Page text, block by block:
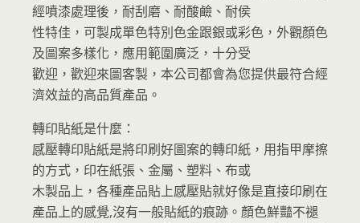
經噴漆處理後，耐刮磨、耐酸鹼、耐侯
性特佳，可製成單色特別色金跟銀或彩色，外觀顏色
及圖案多樣化，應用範圍廣泛，十分受
歡迎，歡迎來圖客製，本公司都會為您提供最符合經
濟效益的高品質產品。
轉印貼紙是什麼：
感壓轉印貼紙是將印刷好圖案的轉印紙，用指甲摩擦
的方式，印在紙張、金屬、塑料、布或
木製品上，各種產品貼上感壓貼就好像是直接印刷在
產品上的感覺,沒有一般貼紙的痕跡。顏色鮮豔不褪